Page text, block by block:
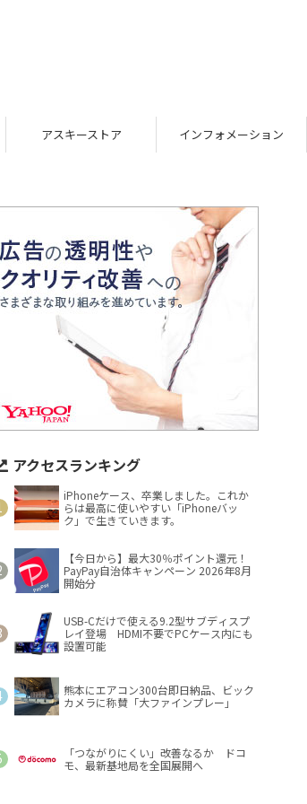
アスキーストア インフォメーション
アクセスランキング
iPhoneケース、卒業しました。これか
らは最高に使いやすい「iPhoneバッ
ク」で生きていきます。
【今日から】最大30％ポイント還元！
PayPay自治体キャンペーン 2026年8月
開始分
USB-Cだけで使える9.2型サブディスプ
レイ登場 HDMI不要でPCケース内にも
設置可能
熊本にエアコン300台即日納品、ビック
カメラに称賛「大ファインプレー」
「つながりにくい」改善なるか ドコ
モ、最新基地局を全国展開へ